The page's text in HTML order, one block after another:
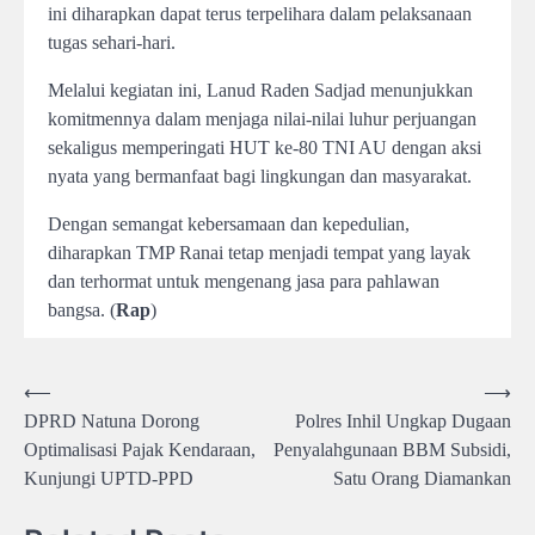
ini diharapkan dapat terus terpelihara dalam pelaksanaan
tugas sehari-hari.
Melalui kegiatan ini, Lanud Raden Sadjad menunjukkan
komitmennya dalam menjaga nilai-nilai luhur perjuangan
sekaligus memperingati HUT ke-80 TNI AU dengan aksi
nyata yang bermanfaat bagi lingkungan dan masyarakat.
Dengan semangat kebersamaan dan kepedulian,
diharapkan TMP Ranai tetap menjadi tempat yang layak
dan terhormat untuk mengenang jasa para pahlawan
bangsa. (Rap)
Post
navigation
⟵
DPRD Natuna Dorong
Optimalisasi Pajak Kendaraan,
Kunjungi UPTD-PPD
Polres Inhil Ungkap Dugaan
Penyalahgunaan BBM Subsidi,
Satu Orang Diamankan
⟶